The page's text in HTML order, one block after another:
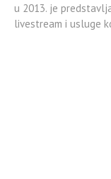
u 2013. je
livestream i usluge